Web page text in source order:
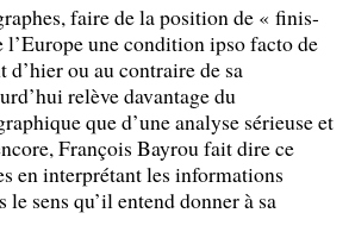
faire de la position de « finis-
l’Europe une condition ipso facto de
d’hier ou au contraire de sa
relève davantage du
que d’une analyse sérieuse et
François Bayrou fait dire ce
en interprétant les informations
le sens qu’il entend donner à sa